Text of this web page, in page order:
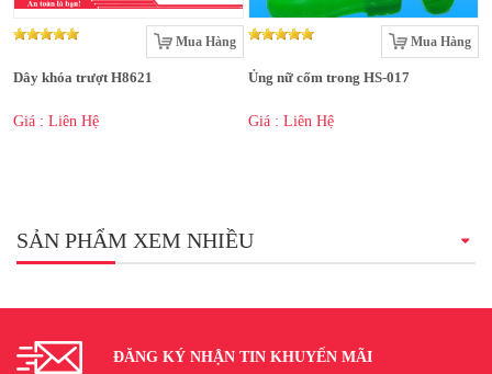
Mua Hàng
Dây khóa trượt H8621
Giá : Liên Hệ
Mua Hàng
Ủng nữ cốm trong HS-017
Giá : Liên Hệ
SẢN PHẨM XEM NHIỀU
ĐĂNG KÝ NHẬN TIN KHUYẾN MÃI